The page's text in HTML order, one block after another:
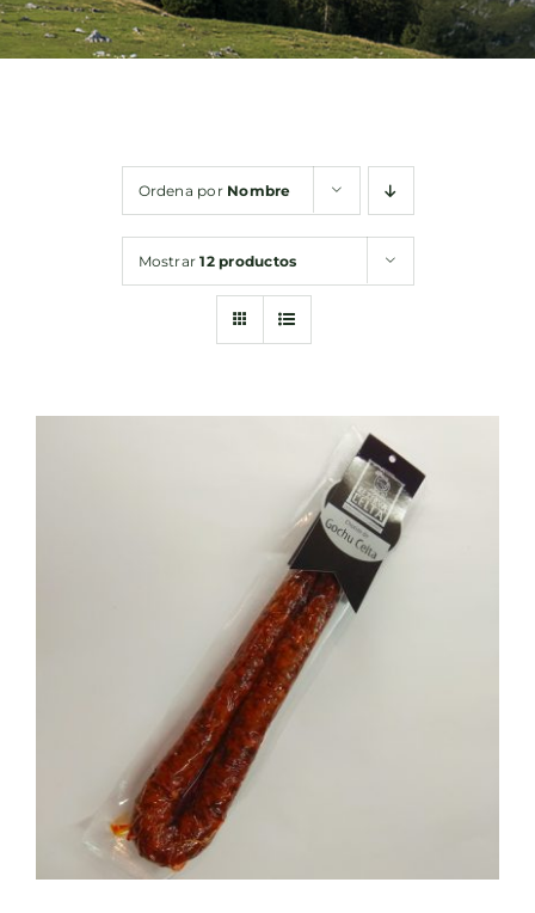
Bebidas
Ordena por Nombre
Mostrar12 productos
AÑADIR AL CARRITO